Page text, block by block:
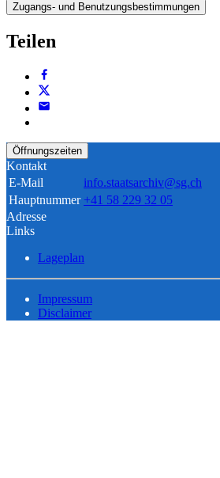
Zugangs- und Benutzungsbestimmungen
Teilen
Öffnungszeiten
Kontakt
E-Mail
info.staatsarchiv@sg.ch
Hauptnummer +41 58 229 32 05
Adresse
Links
Lageplan
Impressum
Disclaimer